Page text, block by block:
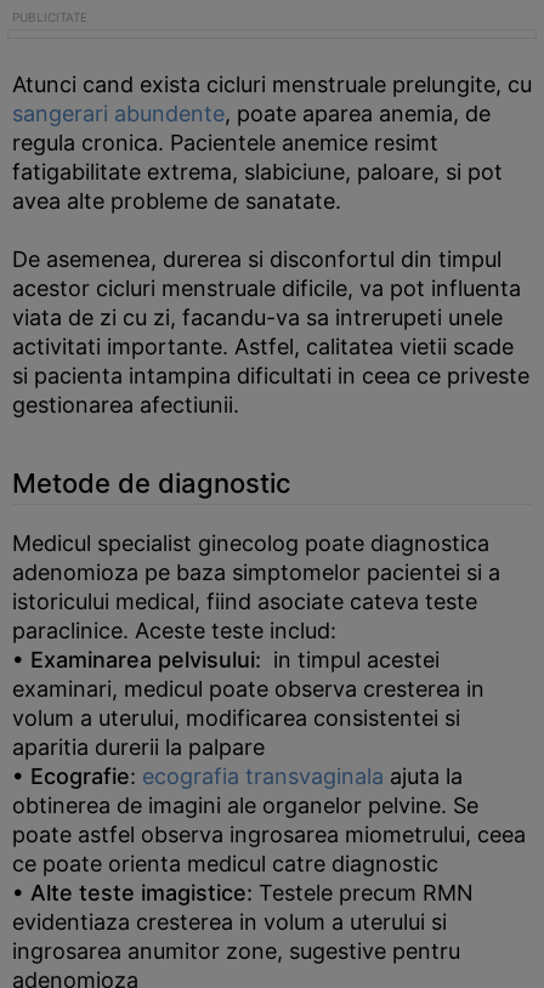
Atunci cand exista cicluri menstruale prelungite, cu
sangerari abundente, poate aparea anemia, de
regula cronica. Pacientele anemice resimt
fatigabilitate extrema, slabiciune, paloare, si pot
avea alte probleme de sanatate.
De asemenea, durerea si disconfortul din timpul
acestor cicluri menstruale dificile, va pot influenta
viata de zi cu zi, facandu-va sa intrerupeti unele
activitati importante. Astfel, calitatea vietii scade
si pacienta intampina dificultati in ceea ce priveste
gestionarea afectiunii.
Metode de diagnostic
Medicul specialist ginecolog poate diagnostica
adenomioza pe baza simptomelor pacientei si a
istoricului medical, fiind asociate cateva teste
paraclinice. Aceste teste includ:
• Examinarea pelvisului: in timpul acestei
examinari, medicul poate observa cresterea in
volum a uterului, modificarea consistentei si
aparitia durerii la palpare
• Ecografie: ecografia transvaginala ajuta la
obtinerea de imagini ale organelor pelvine. Se
poate astfel observa ingrosarea miometrului, ceea
ce poate orienta medicul catre diagnostic
• Alte teste imagistice: Testele precum RMN
evidentiaza cresterea in volum a uterului si
ingrosarea anumitor zone, sugestive pentru
adenomioza